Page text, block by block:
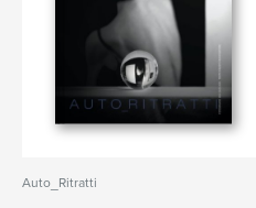
Auto_Ritratti